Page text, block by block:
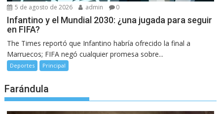
5 de agosto de 2026 admin 0
Infantino y el Mundial 2030: ¿una jugada para seguir
en FIFA?
The Times reportó que Infantino habría ofrecido la final a
Marruecos; FIFA negó cualquier promesa sobre...
Deportes Principal
Farándula